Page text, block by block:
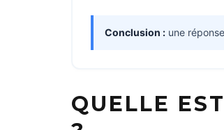
Conclusion : une
QUELLE